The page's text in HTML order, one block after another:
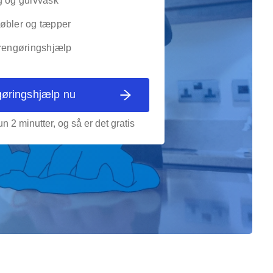
og tæpper
nu
2 minutter, og så er det gratis